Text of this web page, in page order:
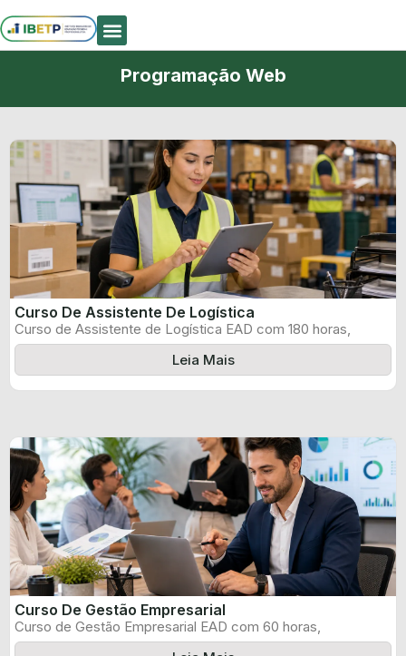
Programação Web
Curso De Assistente De Logística
Curso de Assistente de Logística EAD com 180 horas,
certificado informado pelo produtor ...
Leia Mais
Curso De Gestão Empresarial
Curso de Gestão Empresarial EAD com 60 horas,
certificado informado pelo produtor e ...